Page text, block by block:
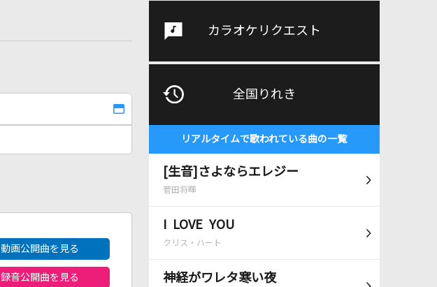
カラオケリクエスト
全国りれき
リアルタイムで歌われている曲の一覧
[生音]さよならエレジー
菅田将暉
I LOVE YOU
クリス・ハート
神経がワレタ寒い夜
動画公開曲を見る
録音公開曲を見る